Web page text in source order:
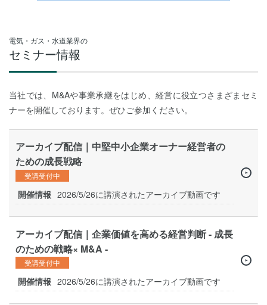
電気・ガス・水道業界の
セミナー情報
当社では、M&Aや事業承継をはじめ、経営に役立つさまざまセミ
ナーを開催しております。ぜひご参加ください。
アーカイブ配信｜中堅中小企業オーナー経営者の
ための成長戦略
受講受付中
開催情報 2026/5/26に講演されたアーカイブ動画です
アーカイブ配信｜企業価値を高める経営判断 - 成長
のための戦略× M&A -
受講受付中
開催情報 2026/5/26に講演されたアーカイブ動画です